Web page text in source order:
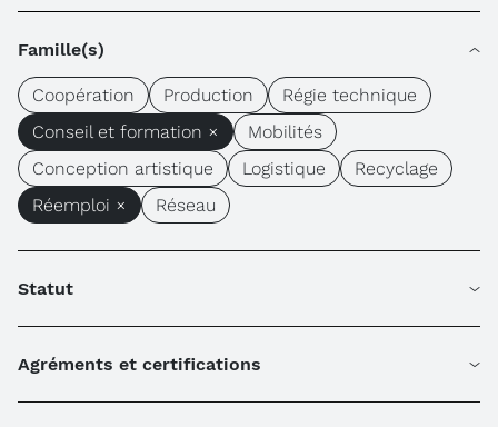
Famille(s)
Coopération Production
Régie technique
Conseil et formation ×
Mobilités
Conception artistique
Logistique
Recyclage
Réemploi ×
Réseau
Statut
Agréments et certifications